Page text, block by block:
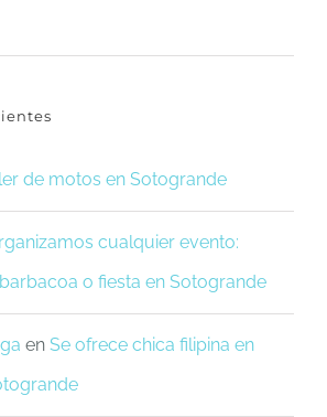
de motos en Sotogrande
cualquier evento:
o fiesta en Sotogrande
en Se ofrece chica filipina en